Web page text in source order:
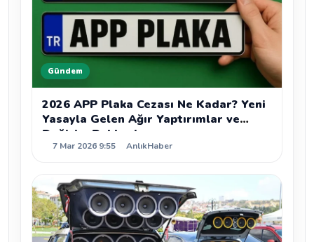
Gündem
2026 APP Plaka Cezası Ne Kadar? Yeni
Yasayla Gelen Ağır Yaptırımlar ve
Değişim Rehberi
7 Mar 2026 9:55 AnlıkHaber